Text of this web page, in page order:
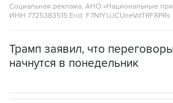
Социальная реклама, АНО «Национальные
ИНН 7725383515 Erid: F7NfYUJCUneVdTRF8PRs
Трамп заявил, что
начнутся в понедельник